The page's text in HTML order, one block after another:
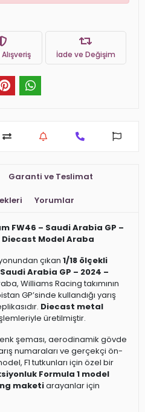
İade ve Değişim
Garanti ve Teslimat
Yorumlar
FW46 – Saudi Arabia GP –
Diecast Model Araba
çıkan 1/18 ölçekli
Arabia GP – 2024 –
Williams Racing takımının
GP’sinde kullandığı yarış
Diecast metal
üretilmiştir.
şeması, aerodinamik gövde
numaraları ve gerçekçi ön-
F1 tutkunları için özel bir
Formula 1 model
maketiarayanlar için